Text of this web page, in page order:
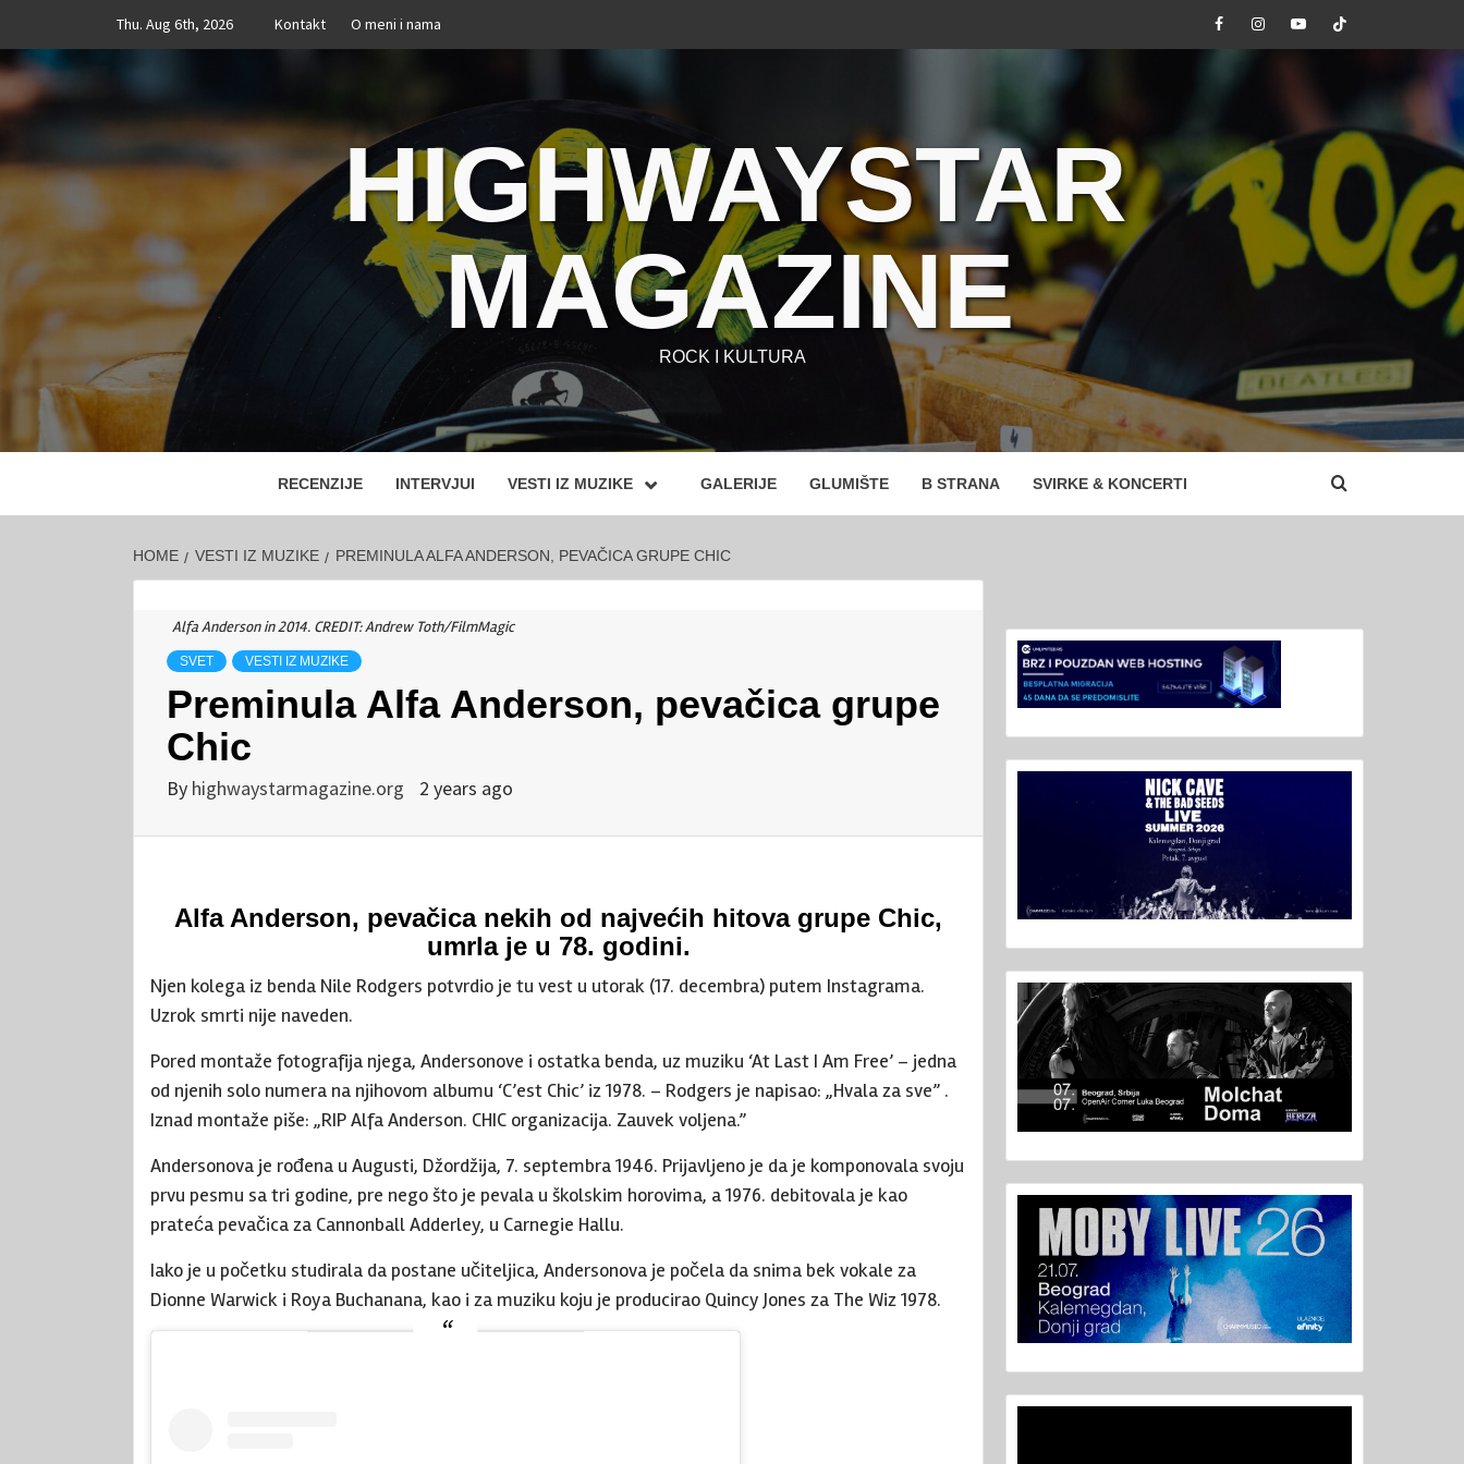
content
Thu. Aug 6th, 2026 Kontakt O meni i nama FacebookInstagramYoutube
Tik
HIGHWAYSTAR
MAGAZINE
ROCK I KULTURA
RECENZIJE INTERVJUI VESTI IZ MUZIKE GALERIJE GLUMIŠTE B STRANA SVIRKE & KONCERTI
HOME VESTI IZ MUZIKE PREMINULA ALFA ANDERSON, PEVAČICA GRUPE CHIC
Alfa Anderson in 2014. CREDIT: Andrew Toth/FilmMagic
SVET VESTI IZ MUZIKE
Preminula Alfa Anderson, pevačica grupe
Chic
By highwaystarmagazine.org 2 years ago
Alfa Anderson, pevačica nekih od najvećih hitova grupe Chic,
umrla je u 78. godini.
Njen kolega iz benda Nile Rodgers potvrdio je tu vest u utorak (17. decembra) putem Instagrama.
Uzrok smrti nije naveden.
Pored montaže fotografija njega, Andersonove i ostatka benda, uz muziku ‘At Last I Am Free’ – jedna
od njenih solo numera na njihovom albumu ‘C’est Chic’ iz 1978. – Rodgers je napisao: „Hvala za sve” .
Iznad montaže piše: „RIP Alfa Anderson. CHIC organizacija. Zauvek voljena.”
Andersonova je rođena u Augusti, Džordžija, 7. septembra 1946. Prijavljeno je da je komponovala svoju
prvu pesmu sa tri godine, pre nego što je pevala u školskim horovima, a 1976. debitovala je kao
prateća pevačica za Cannonball Adderley, u Carnegie Hallu.
Iako je u početku studirala da postane učiteljica, Andersonova je počela da snima bek vokale za
Dionne Warwick i Roya Buchanana, kao i za muziku koju je producirao Quincy Jones za The Wiz 1978.